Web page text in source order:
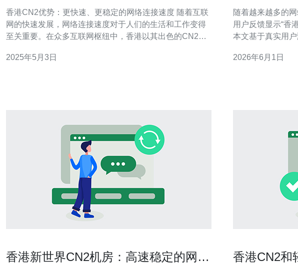
香港CN2优势：更快速、更稳定的网络连接速度 随着互联
网的快速发展，网络连接速度对于人们的生活和工作变得
至关重要。在众多互联网枢纽中，香港以其出色的CN2网
何选择香港CN2网络可以提供更快速、更稳定的网络连接
2025年5月3日
随着越来越多的
用户反馈显示“香
本文基于真实用
在两个时段：工
2026年6月1日
香港新世界CN2机房：高速稳定的网络
香港CN2和